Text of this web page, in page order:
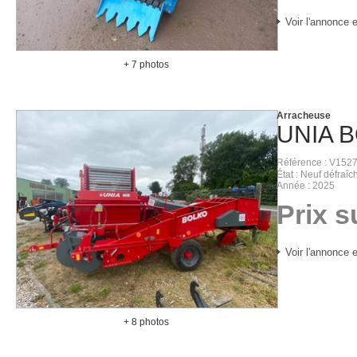
+ 7 photos
Voir l'annonce
+ 8 photos
UNIA
Arracheuse
Référence
État
Neuf
Année
2025
Prix
Voir l'annonce